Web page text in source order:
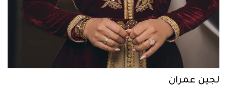
لجين عمران